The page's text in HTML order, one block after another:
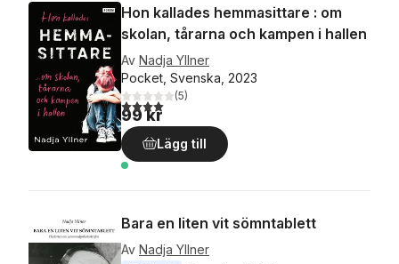
Hon kallades hemmasittare : om
skolan, tårarna och kampen i hallen
Av Nadja Yllner
Pocket, Svenska, 2023
4,0utav 5 stjärnor. Totalt antal röster:
(5)
99 kr
Lägg till
Bara en liten vit sömntablett
Av Nadja Yllner